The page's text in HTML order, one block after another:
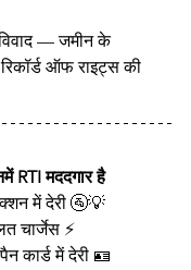
— जमीन के
ऑफ राइट्स की
RTI मददगार है
में देरी 🚰💡
चार्जेस ⚡
कार्ड में देरी 🪪